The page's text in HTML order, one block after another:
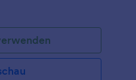
und Führungskräfte.